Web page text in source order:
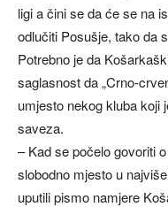
ligi a čini se da će se na
odlučiti Posušje, tako da
Potrebno je da
saglasnost da „Crno-
umjesto nekog kluba koji
saveza.
– Kad se počelo govoriti
slobodno mjesto u
uputili pismo namjere